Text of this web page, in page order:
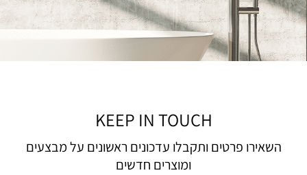
KEEP IN TOUCH
השאירו פרטים ותקבלו עדכונים ראשונים על מבצעים
ומוצרים חדשים